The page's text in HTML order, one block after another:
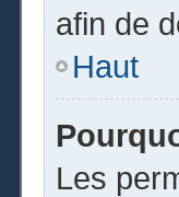
afin de
Haut
Les